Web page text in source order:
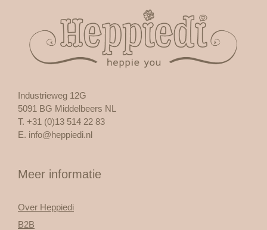
Industrieweg 12G
5091 BG Middelbeers NL
T. +31 (0)13 514 22 83
E. info@heppiedi.nl
Meer informatie
Over Heppiedi
B2B